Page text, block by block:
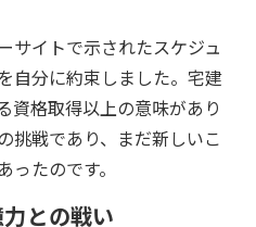
サイトで示されたスケジュ
自分に約束しました。宅建
資格取得以上の意味があり
挑戦であり、まだ新しいこ
たのです。
との戦い